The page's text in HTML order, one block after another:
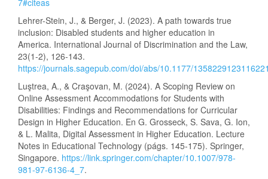
7#citeas
Lehrer-Stein, J., & Berger, J. (2023). A path towards true
inclusion: Disabled students and higher education in
America. International Journal of Discrimination and the Law,
23(1-2), 126-143.
https://journals.sagepub.com/doi/abs/10.1177/
Luştrea, A., & Craşovan, M. (2024). A Scoping Review on
Online Assessment Accommodations for Students with
Disabilities: Findings and Recommendations for Curricular
Design in Higher Education. En G. Grosseck, S. Sava, G. Ion,
& L. Malita, Digital Assessment in Higher Education. Lecture
Notes in Educational Technology (págs. 145-175). Springer,
Singapore. https://link.springer.com/chapter/10.1007/978-
981-97-6136-4_7.